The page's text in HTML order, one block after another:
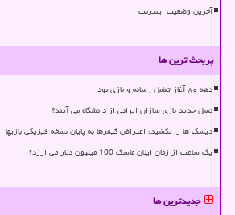
آخرین وضعیت اینترنت
پربحث ترین ها
دهه ۸۰ آغاز تعامل رسانه و بازی بود
نسل جدید بازی سازان ایرانی از دانشگاه می آیند؟
دیسک ها را نکشید، اعتراض گیمرها به پایان نسخه فیزیکی بازیها
یک ساعت از زمان ایلان ماسک 100 میلیون دلار می ارزد؟
جدیدترین ها